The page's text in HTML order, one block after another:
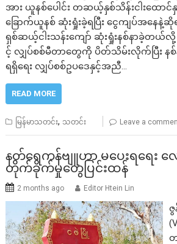
အား ယူနစ်ပေါင်း တဆယ့်နှစ်သိန်းငါးထော
ခြောက်ယူနစ် ဆုံးရှုံးခဲ့ရပြီး ငွေကျပ်အနေနဲ့ဆို
ရှစ်ဆယ့်ငါးသန်းကျော် ဆုံးရှုံးနစ်နာခဲ့တယ်လို့
င့် လျှပ်စစ်မီတာတွေကို ပိတ်သိမ်းလိုက်ပြီး န
ရရှိရေး လျှပ်စစ်ဥပဒေနှင့်အညီ…
READ MORE
မြန်မာသတင်း, သတင်း Leave a
နတ်ရေကန်ဗျူဟာ မပေးရရေး လ
တိုက်ခိုက်မှုတွေပြင်းထန်
2 months ago Editor Htein Lin
ဇွ